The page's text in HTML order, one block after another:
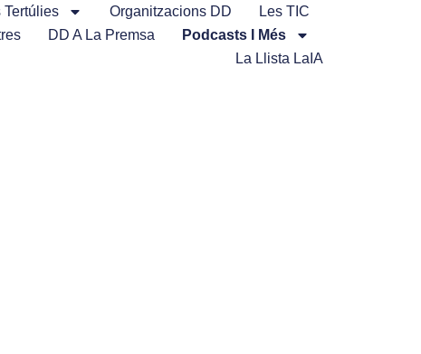
Tertúlies Organitzacions DD
Les TIC
DD A La Premsa
Podcasts I Més
La Llista LaIA